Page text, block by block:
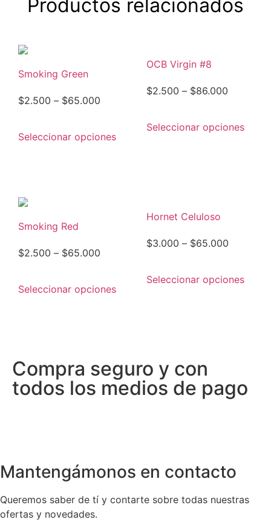
Productos relacionados
Smoking Green
$2.500 – $65.000
Seleccionar opciones
OCB Virgin #8
$2.500 – $86.000
Seleccionar opciones
Smoking Red
$2.500 – $65.000
Seleccionar opciones
Hornet Celuloso
$3.000 – $65.000
Seleccionar opciones
Compra seguro y con
todos los medios de pago
Mantengámonos en contacto
Queremos saber de tí y contarte sobre todas nuestras
ofertas y novedades.